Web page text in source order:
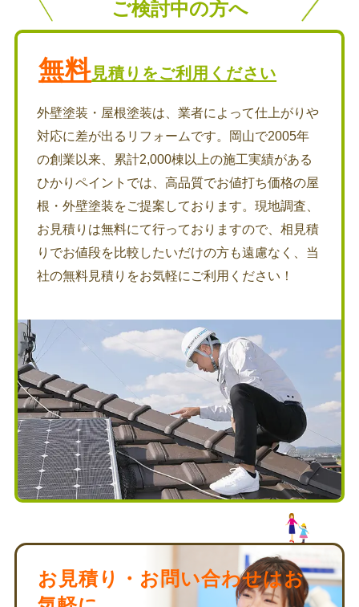
ご検討中の方へ
無料見積りをご利用ください
外壁塗装・屋根塗装は、業者によって仕上がりや
対応に差が出るリフォームです。岡山で2005年
の創業以来、累計2,000棟以上の施工実績がある
ひかりペイントでは、高品質でお値打ち価格の屋
根・外壁塗装をご提案しております。現地調査、
お見積りは無料にて行っておりますので、相見積
りでお値段を比較したいだけの方も遠慮なく、当
社の無料見積りをお気軽にご利用ください！
お見積り・お問い合わせはお